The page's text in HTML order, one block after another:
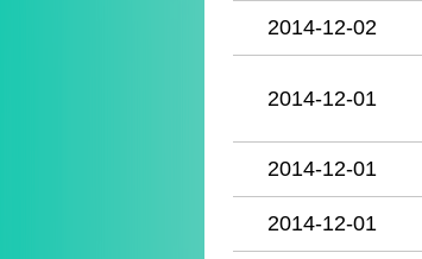
2014-12-02
2014-12-01
2014-12-01
2014-12-01